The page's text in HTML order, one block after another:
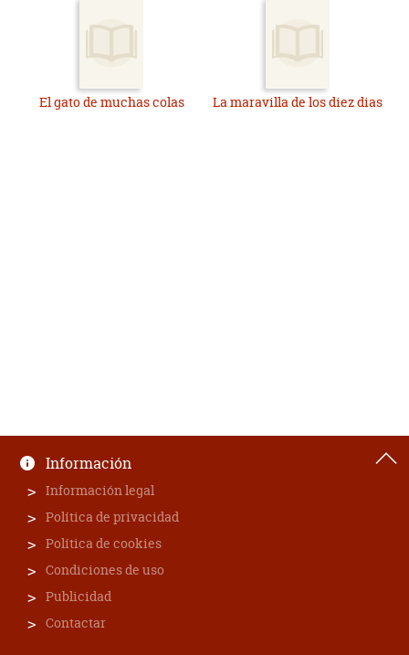
El gato de muchas colas La maravilla de los diez dias
Información
Información legal
Política de privacidad
Política de cookies
Condiciones de uso
Publicidad
Contactar